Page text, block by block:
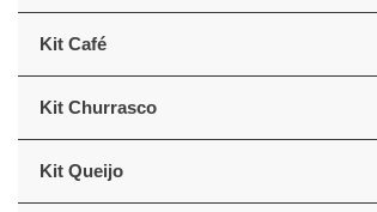
Kit Café
Kit Churrasco
Kit Queijo